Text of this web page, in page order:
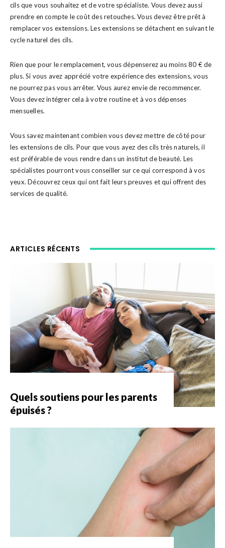
cils que vous souhaitez et de votre spécialiste. Vous devez aussi
prendre en compte le coût des retouches. Vous devez être prêt à
remplacer vos extensions. Les extensions se détachent en suivant le
cycle naturel des cils.
Rien que pour le remplacement, vous dépenserez au moins 80 € de
plus. Si vous avez apprécié votre expérience des extensions, vous
ne pourrez pas vous arrêter. Vous aurez envie de recommencer.
Vous devez intégrer cela à votre routine et à vos dépenses
mensuelles.
Vous savez maintenant combien vous devez mettre de côté pour
les extensions de cils. Pour que vous ayez des cils très naturels, il
est préférable de vous rendre dans un institut de beauté. Les
spécialistes pourront vous conseiller sur ce qui correspond à vos
yeux. Découvrez ceux qui ont fait leurs preuves et qui offrent des
services de qualité.
ARTICLES RÉCENTS
Quels soutiens pour les parents
épuisés ?